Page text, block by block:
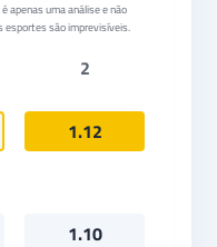
apenas uma análise e não
esportes são imprevisíveis.
2
1.12
1.10